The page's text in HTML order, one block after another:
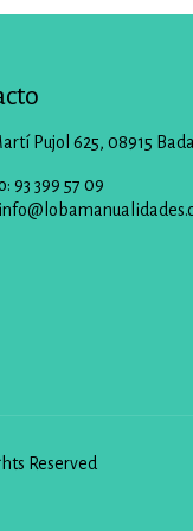
Pujol 625, 08915
93 399 57 09
Reserved